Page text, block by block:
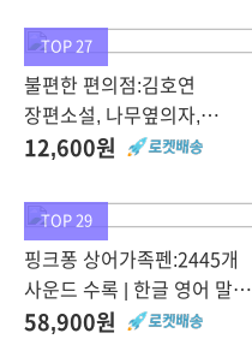
TOP 27
불편한 편의점:김호연
장편소설, 나무옆의자,
김호연
12,600원
TOP 29
핑크퐁 상어가족펜:2445개
사운드 수록 | 한글 영어 말문
트기, 삼성출판사
58,900원